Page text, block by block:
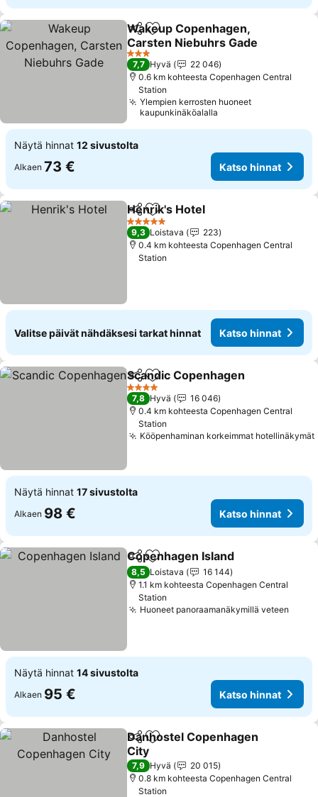
Jaa Lisää suosikkeihin
Wakeup Copenhagen,
Carsten Niebuhrs Gade
Katso hinnat
3 Tähtiluokitus
7,7 Hyvä
22 046
0.6 km kohteesta Copenhagen Central
Station
Ylempien kerrosten huoneet
kaupunkinäköalalla
Näytä hinnat 12 sivustolta
Alkaen 73 € Katso hinnat
Jaa Lisää suosikkeihin
Henrik's Hotel
5 Tähtiluokitus
9,3 Loistava
223
0.4 km kohteesta Copenhagen Central
Station
Valitse päivät nähdäksesi tarkat hinnat Katso hinnat
Jaa Lisää suosikkeihin
Scandic Copenhagen
4 Tähtiluokitus
7,8 Hyvä
16 046
0.4 km kohteesta Copenhagen Central
Station
Kööpenhaminan korkeimmat hotellinäkymät
Näytä hinnat 17 sivustolta
Alkaen 98 € Katso hinnat
Jaa Lisää suosikkeihin
Copenhagen Island
8,5 Loistava
16 144
1.1 km kohteesta Copenhagen Central
Station
Huoneet panoraamanäkymillä veteen
Näytä hinnat 14 sivustolta
Alkaen 95 € Katso hinnat
Jaa Lisää suosikkeihin
Danhostel Copenhagen
City
Katso hinnat
7,9 Hyvä
20 015
0.8 km kohteesta Copenhagen Central
Station